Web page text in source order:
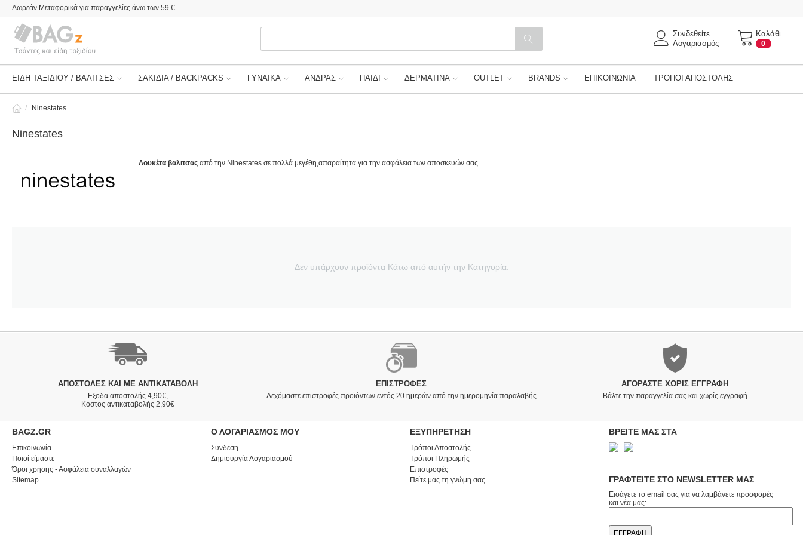
Δωρεάν Μεταφορικά για παραγγελίες άνω των 59 €
Καλάθι
0
Συνδεθείτε
Λογαριασμός
ΕΙΔΗ ΤΑΞΙΔΙΟΥ / ΒΑΛΙΤΣΕΣ ΣΑΚΙΔΙΑ / BACKPACKS ΓΥΝΑΙΚΑ ΑΝΔΡΑΣ ΠΑΙΔΙ ΔΕΡΜΑΤΙΝΑ OUTLET BRANDS ΕΠΙΚΟΙΝΩΝΊΑ ΤΡΌΠΟΙ ΑΠΟΣΤΟΛΉΣ
/ Ninestates
Ninestates
Λουκέτα βαλιτσας από την Ninestates σε πολλά μεγέθη,απαραίτητα για την ασφάλεια των αποσκευών σας.
Δεν υπάρχουν προϊόντα Κάτω από αυτήν την Κατηγορία.
ΑΠΟΣΤΟΛΈΣ ΚΑΙ ΜΕ ΑΝΤΙΚΑΤΑΒΟΛΗ
Εξοδα αποστολής 4,90€,
Κόστος αντικαταβολής 2,90€
ΕΠΙΣΤΡΟΦΈΣ
Δεχόμαστε επιστροφές προϊόντων εντός 20 ημερών από την ημερομηνία παραλαβής
ΑΓΟΡΆΣΤΕ ΧΩΡΊΣ ΕΓΓΡΑΦΉ
Βάλτε την παραγγελία σας και χωρίς εγγραφή
BAGZ.GR
Επικοινωνία
Ποιοί είμαστε
Όροι χρήσης - Ασφάλεια συναλλαγών
Sitemap
Ο ΛΟΓΑΡΙΑΣΜΟΣ ΜΟΥ
Συνδεση
Δημιουργία Λογαριασμού
ΕΞΥΠΗΡΕΤΗΣΗ
Τρόποι Αποστολής
Τρόποι Πληρωμής
Επιστροφές
Πείτε μας τη γνώμη σας
ΒΡΕΙΤΕ ΜΑΣ ΣΤΑ
ΓΡΑΦΤΕΙΤΕ ΣΤΟ NEWSLETTER ΜΑΣ
Εισάγετε το email σας για να λαμβάνετε προσφορές
και νέα μας: